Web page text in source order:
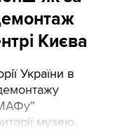
Києва
України в
музею.